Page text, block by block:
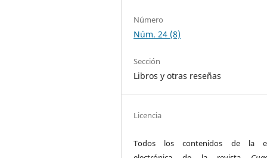
Número
Núm. 24 (8)
Sección
Libros y otras reseñas
Licencia
Todos los contenidos de la